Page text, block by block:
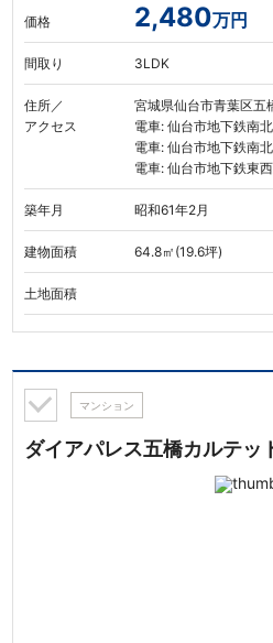
価格 2,480万円
間取り 3LDK
住所／
アクセス
宮城県仙台市青葉区五
電車: 仙台市地下鉄南
電車: 仙台市地下鉄南
電車: 仙台市地下鉄東
築年月 昭和61年2月
建物面積 64.8㎡(19.6坪)
土地面積
マンション
ダイアパレス五橋カルテッ